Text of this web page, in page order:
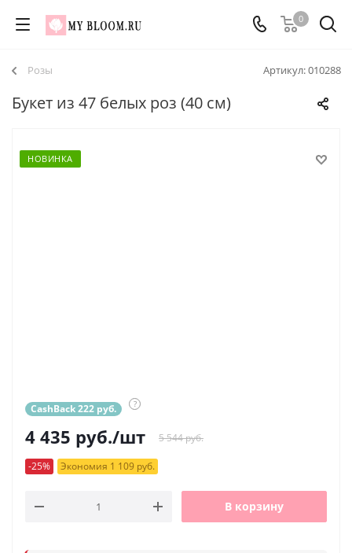
0
Артикул:010288
Розы
Букет из 47 белых роз (40 см)
НОВИНКА
CashBack 222 руб. ?
4 435 руб./шт 5 544 руб.
-25% Экономия 1 109 руб.
В корзину